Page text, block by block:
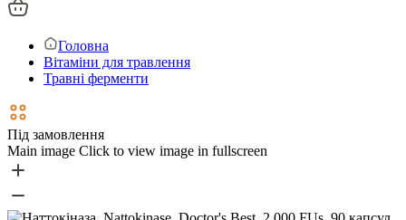
Головна
Вітаміни для травлення
Травні ферменти
Під замовлення
Main image Click to view image in fullscreen